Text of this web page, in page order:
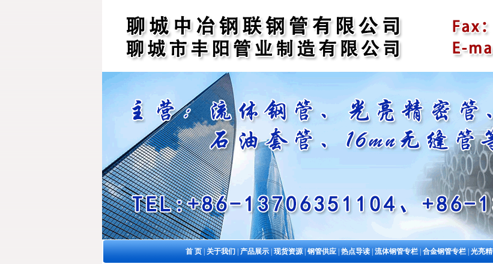
首 页|关于我们|产品展示|现货资源|钢管供应|热点导读|流体钢管专栏|合金钢管专栏|光亮